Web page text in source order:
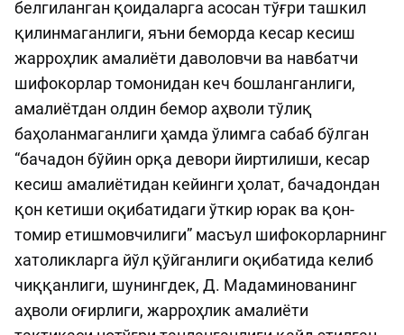
белгиланган қоидаларга асосан тўғри ташкил
қилинмаганлиги, яъни беморда кесар кесиш
жарроҳлик амалиёти даволовчи ва навбатчи
шифокорлар томонидан кеч бошланганлиги,
амалиётдан олдин бемор аҳволи тўлиқ
баҳоланмаганлиги ҳамда ўлимга сабаб бўлган
“бачадон бўйин орқа девори йиртилиши, кесар
кесиш амалиётидан кейинги ҳолат, бачадондан
қон кетиши оқибатидаги ўткир юрак ва қон-
томир етишмовчилиги” масъул шифокорларнинг
хатоликларга йўл қўйганлиги оқибатида келиб
чиққанлиги, шунингдек, Д. Мадаминованинг
аҳволи оғирлиги, жарроҳлик амалиёти